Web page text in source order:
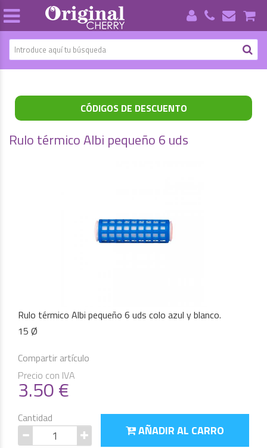
CÓDIGOS DE DESCUENTO
Rulo térmico Albi pequeño 6 uds
Rulo térmico Albi pequeño 6 uds colo azul y blanco.
15 Ø
Compartir artículo
Precio con IVA
3.50€
Cantidad
AÑADIR AL CARRO